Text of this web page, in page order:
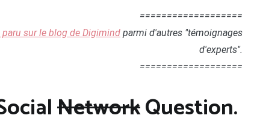
===================
sur le blog de Digimind parmi d'autres "témoignages
d'experts".
===================
NetworkQuestion.